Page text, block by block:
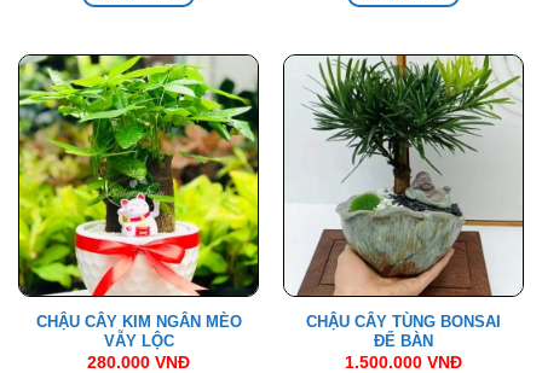
CHẬU CÂY KIM NGÂN MÈO
VẪY LỘC
280.000 VNĐ
CHẬU CÂY TÙNG BONSAI
ĐỂ BÀN
1.500.000 VNĐ